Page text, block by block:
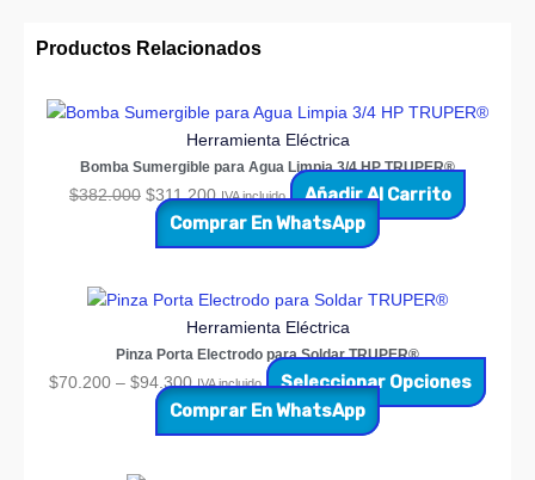
Productos Relacionados
Herramienta Eléctrica
Bomba Sumergible para Agua Limpia 3/4 HP TRUPER®
$382.000 $311.200 IVA incluido
Añadir Al Carrito
Comprar En WhatsApp
Herramienta Eléctrica
Pinza Porta Electrodo para Soldar TRUPER®
$70.200 – $94.300 IVA incluido
Seleccionar Opciones
Comprar En WhatsApp